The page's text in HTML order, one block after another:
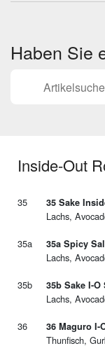
Haben Sie
Inside-Out
35 35 Sake
Lachs,
35a 35a Spicy
Lachs,
35b 35b Sake I-O
Lachs,
36 36 Maguro I-
Thunfisch,